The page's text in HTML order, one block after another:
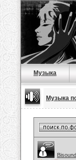
Музыка
Музыка